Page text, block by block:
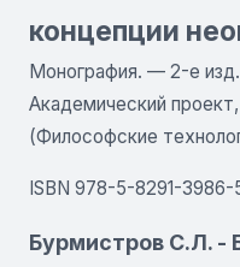
концепции
Монография. — 2-е
Академический
(Философские
ISBN 978-5-8291-3986-
Бурмистров С.Л. -